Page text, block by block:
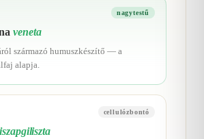
nagytestű
veneta
származó humuszkészítő — a
alapja.
cellulózbontó
iszapgiliszta